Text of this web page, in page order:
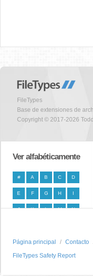
FileTypes
Base de extensiones de
Copyright © 2017-2026
Ver alfabéticamente
# A B C D
E F G H I
J K L M N
T U V W X
Y Z
Página principal Contacto
FileTypes Safety Report